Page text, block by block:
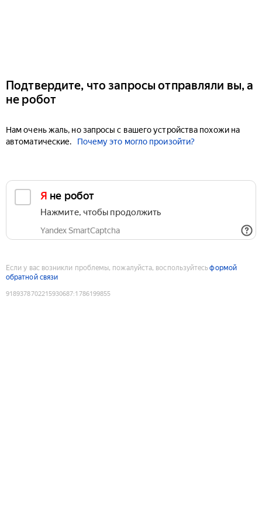
Подтвердите, что запросы отправляли вы, а
не робот
Нам очень жаль, но запросы с вашего устройства похожи на
автоматические.
Почему это могло произойти?
Я не робот
Нажмите, чтобы продолжить
Yandex SmartCaptcha
Если у вас возникли проблемы, пожалуйста, воспользуйтесьформой
обратной связи
9189378702215930687:1786199855